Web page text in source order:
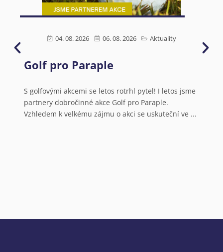
04. 08. 2026 06. 08. 2026 Aktuality
Golf pro Paraple
S golfovými akcemi se letos rotrhl pytel! I letos jsme
partnery dobročinné akce Golf pro Paraple.
Vzhledem k velkému zájmu o akci se uskuteční ve ...